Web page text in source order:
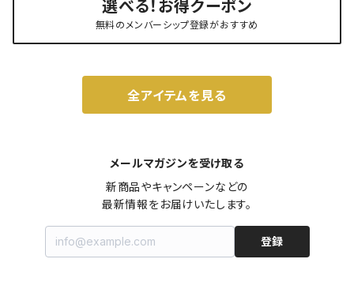
選べる！お得クーポン
無料のメンバーシップ登録がおすすめ
全アイテムを見る
メールマガジンを受け取る
新商品やキャンペーンなどの
最新情報をお届けいたします。
登録